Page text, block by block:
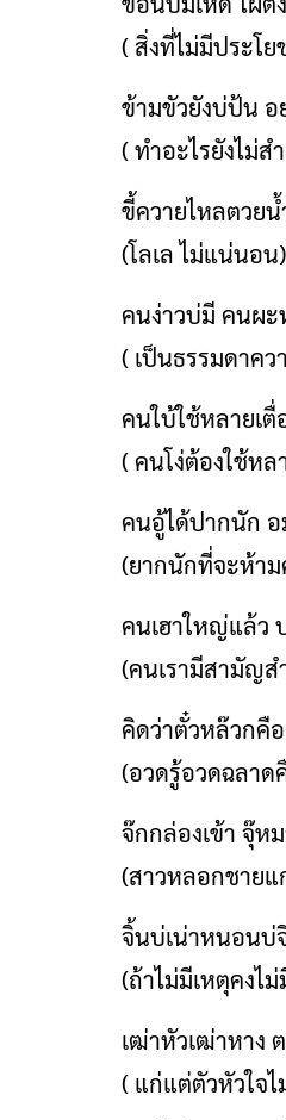
( สิ่งที่ไม่มีประโ
ข้ามขัวยังบ่ป้น อ
( ทำอะไรยังไม่ส
ขี้ควายไหลตวยน้
(โลเล ไม่แน่นอน)
คนง่าวบ่มี คนผะ
( เป็นธรรมดาค
คนใบ้ใช้หลายเตื่
( คนโง่ต้องใช้หล
คนอู้ได้ปากนัก
(ยากนักที่จะห้า
คนเฮาใหญ่แล้ว
(คนเรามีสามัญส
คิดว่าตั๋วหล๊วกคื
(อวดรู้อวดฉลา
จ๊กกล่องเข้า จุ๊ห
(สาวหลอกชายแ
จิ้นบ่เน่าหนอนบ่
(ถ้าไม่มีเหตุคงไ
เฒ่าหัวเฒ่าหาง
( แก่แต่ตัวหัวใจ